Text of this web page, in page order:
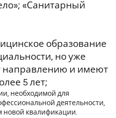
«Санитарный
образование
но уже
направлению и имеют
5 лет;
необходимой для
деятельности,
новой квалификации.